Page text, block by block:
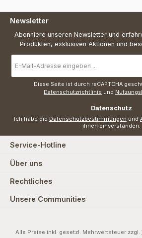
Newsletter
Abonniere unseren Newsletter und
Produkten, exklusiven Aktionen und
Mail-
Adresse
Diese Seite ist durch reCAPTCHA
Datenschutzrichtlinie und
Datenschutz
Ich habe die Datenschutzbestimmungen und
ihnen einverstanden.
Service-Hotline
Über uns
Rechtliches
Unsere Communities
Alle Preise inkl. gesetzl. Mehrwertsteuer zzgl.